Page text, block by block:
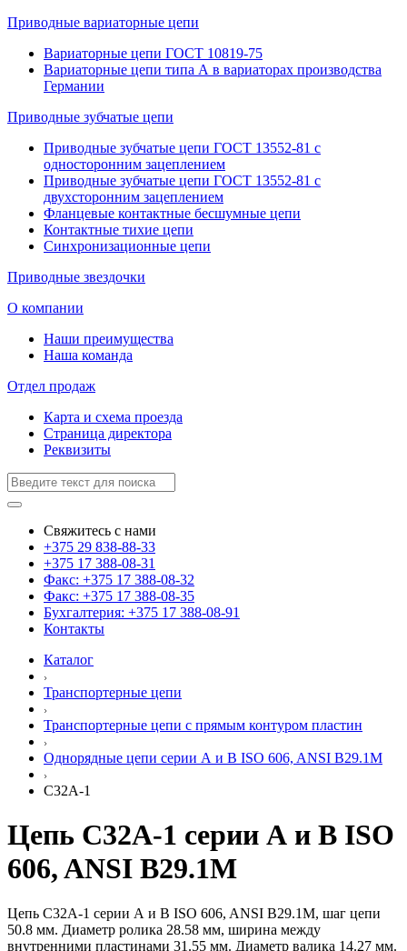
Приводные вариаторные цепи
Вариаторные цепи ГОСТ 10819-75
Вариаторные цепи типа А в вариаторах производства
Германии
Приводные зубчатые цепи
Приводные зубчатые цепи ГОСТ 13552-81 с
односторонним зацеплением
Приводные зубчатые цепи ГОСТ 13552-81 с
двухсторонним зацеплением
Фланцевые контактные бесшумные цепи
Контактные тихие цепи
Синхронизационные цепи
Приводные звездочки
О компании
Наши преимущества
Наша команда
Отдел продаж
Карта и схема проезда
Страница директора
Реквизиты
Свяжитесь с нами
+375 29 838-88-33
+375 17 388-08-31
Факс: +375 17 388-08-32
Факс: +375 17 388-08-35
Бухгалтерия: +375 17 388-08-91
Контакты
Каталог
Транспортерные цепи
Транспортерные цепи с прямым контуром пластин
Однорядные цепи серии А и B ISO 606, ANSI B29.1M
C32A-1
Цепь C32A-1 серии А и B ISO
606, ANSI B29.1M
Цепь C32A-1 серии А и B ISO 606, ANSI B29.1M, шаг цепи
50.8 мм. Диаметр ролика 28.58 мм, ширина между
внутренними пластинами 31.55 мм. Диаметр валика 14.27 мм.